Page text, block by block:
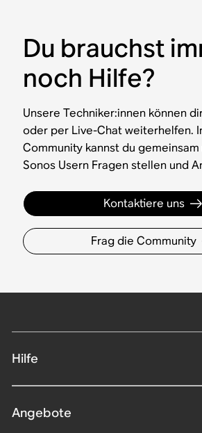
Du brauchst
noch Hilfe?
Unsere Techniker:innen können
oder per Live-Chat weiterhelfen.
Community kannst du
Sonos Usern Fragen stellen und
Kontaktiere uns
Frag die Community
Hilfe
Angebote